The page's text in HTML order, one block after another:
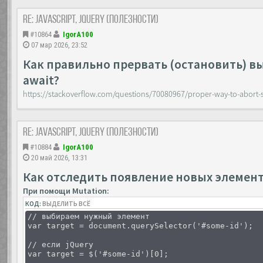
Re: JavaScript, Jquery (полезности)
#10864
IgorA100
07 мар 2026, 23:52
Как правильно прервать (остановить)
await?
https://stackoverflow.com/questions/70080967/proper-way-to-
Re: JavaScript, Jquery (полезности)
#10884
IgorA100
20 май 2026, 13:31
Как отследить появление новых
При помощи Mutation:
КОД:ВЫДЕЛИТЬ ВСЁ
// выбираем нужный элемент
var target = document.querySelector('#some-id');
// если jQuery
var target = $('#some-id')[0];